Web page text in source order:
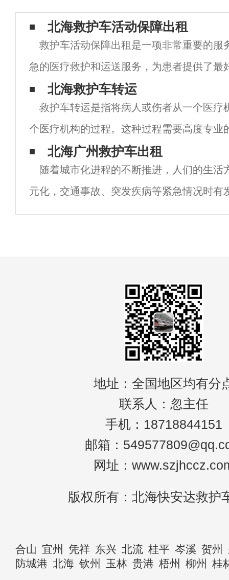
北海救护车活动保障出租
救护车活动保障出租是一项非常重要的服
急的医疗救护和运送服务，为患者提供了最
而，许多人可能不知道的是，救护车也是一
务。这些救护车的出租可以提供很多的好处
北海救护车转运
救护车转运是指将病人或伤者从一个医疗
个医疗机构的过程。这种过程需要高度专业
以确保病人或伤者在转移过程中得到最好的
我们将讨论救护车转运的重要性以及如何确
北海广州救护车出租
随着城市化进程的不断推进，人们的生活
元化，交通事故、突发疾病等紧急情况时有
情况下，救护车的重要性不言而喻。然而，
地址：全国地区均有分
联系人：忽主任
手机：18718844151
邮箱：
网址：
版权所有：北海快安达救护
合山 宜州 凭祥 东兴 北流 桂平 岑溪 贺州
防城港 北海 钦州 玉林 贵港 梧州 柳州 桂